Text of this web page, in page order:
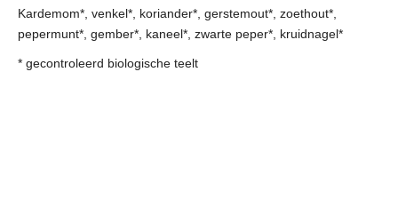
Kardemom*, venkel*, koriander*, gerstemout*, zoethout*,
pepermunt*, gember*, kaneel*, zwarte peper*, kruidnagel*
* gecontroleerd biologische teelt